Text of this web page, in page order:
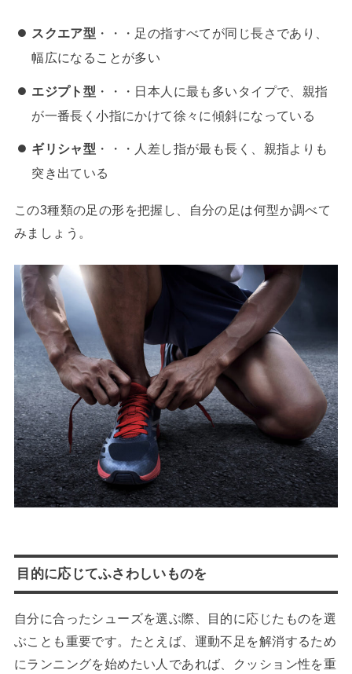
スクエア型 ・・・足の指すべてが同じ長さであり、
幅広になることが多い
エジプト型 ・・・日本人に最も多いタイプで、親指
が一番長く小指にかけて徐々に傾斜になっている
ギリシャ型 ・・・人差し指が最も長く、親指よりも
突き出ている
この3種類の足の形を把握し、自分の足は何型か調べて
みましょう。
目的に応じてふさわしいものを
自分に合ったシューズを選ぶ際、目的に応じたものを選
ぶことも重要です。たとえば、運動不足を解消するため
にランニングを始めたい人であれば、クッション性を重